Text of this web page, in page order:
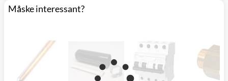
(9230)
Måske interessant?